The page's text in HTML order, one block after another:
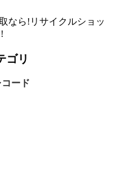
なら!リサイクルショッ
ゴリ
ード